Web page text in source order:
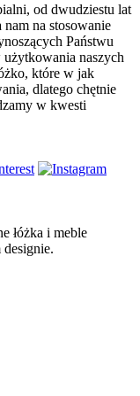
od dwudziestu lat
na stosowanie
Państwu
naszych
które w jak
dlatego chętnie
w kwesti
łóżka i meble